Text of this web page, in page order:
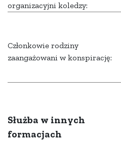
organizacyjni koledzy:
Członkowie rodziny
zaangażowani w konspirację:
Służba w innych
formacjach